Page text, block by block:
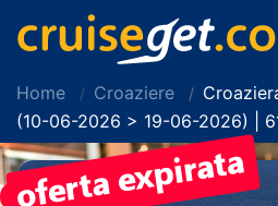
Home Croaziere
(10-06-2026 > 19-06-2026) |
PRET REDUS!